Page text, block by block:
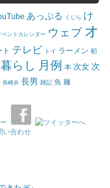
あっぷる くじら け
ベントカレンダー ウェブ オ
ト テレビ トイ ラーメン 初
暮らし 月例 本 次女 次
長崎弁 長男 雑記 魚 麺